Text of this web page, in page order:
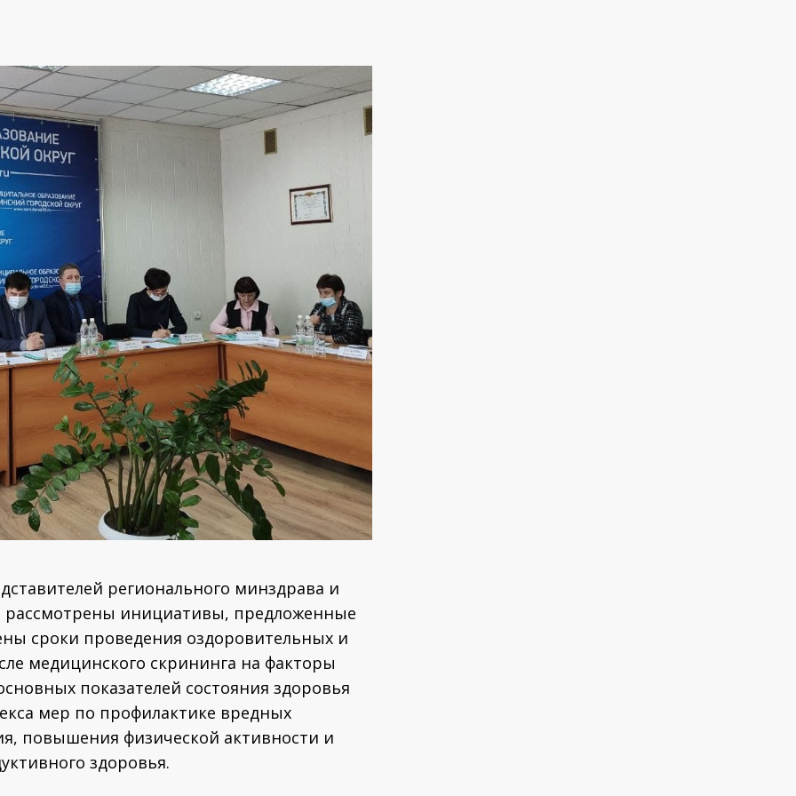
регионального минздрава и
рассмотрены инициативы, предложенные
сроки проведения оздоровительных и
медицинского скрининга на факторы
показателей состояния здоровья
мер по профилактике вредных
повышения физической активности и
здоровья.